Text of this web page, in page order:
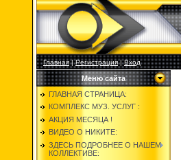
Главная|Регистрация|Вход
Меню сайта
ГЛАВНАЯ СТРАНИЦА:
КОМПЛЕКС МУЗ. УСЛУГ :
АКЦИЯ МЕСЯЦА !
ВИДЕО О НИКИТЕ:
ЗДЕСЬ ПОДРОБНЕЕ О НАШЕМ
КОЛЛЕКТИВЕ: